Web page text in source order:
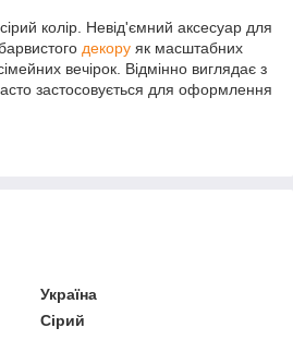
колір. Невід'ємний аксесуар для
декору як масштабних
вечірок. Відмінно виглядає з
застосовується для оформлення
Україна
Сірий